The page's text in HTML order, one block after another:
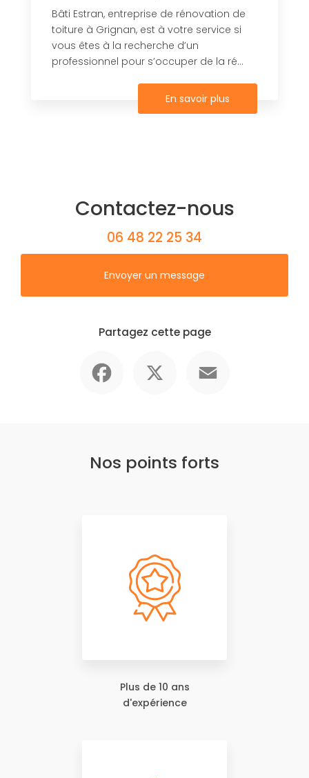
Bâti Estran, entreprise de rénovation de
toiture à Grignan, est à votre service si
vous êtes à la recherche d’un
professionnel pour s’occuper de la ré...
En savoir plus
Contactez-nous
06 48 22 25 34
Envoyer un message
Partagez cette page
Nos points forts
Plus de 10 ans
d'expérience